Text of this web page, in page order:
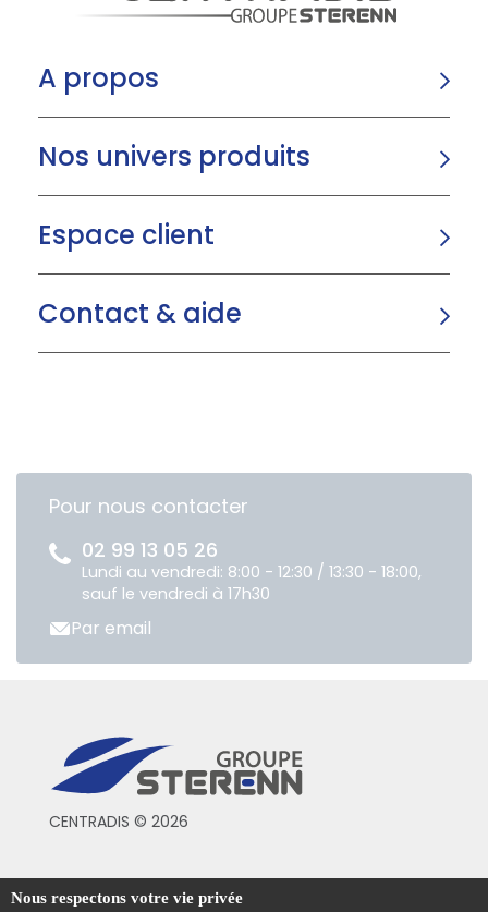
A propos
Nos univers produits
Espace client
Contact & aide
Pour nous contacter
02 99 13 05 26
Lundi au vendredi: 8:00 - 12:30 / 13:30 - 18:00,
sauf le vendredi à 17h30
Par email
CENTRADIS © 2026
Conditions générales de vente
Nous respectons votre vie privée